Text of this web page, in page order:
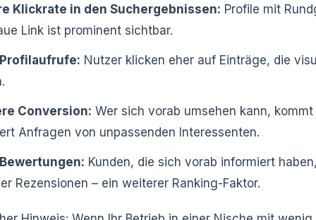
Klickrate in den Suchergebnissen: Profile mit
Link ist prominent sichtbar.
Nutzer klicken eher auf Einträge, die
Conversion: Wer sich vorab umsehen kann,
Anfragen von unpassenden Interessenten.
Kunden, die sich vorab informiert
Rezensionen – ein weiterer Ranking-Faktor.